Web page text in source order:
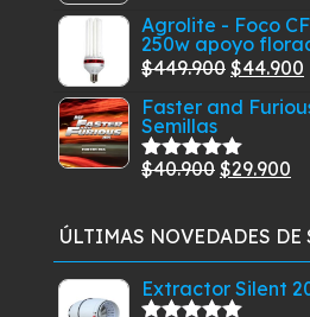
$103.500.
5
precio
original
era:
$13.900.
es:
Agrolite - Foco
250w apoyo
$449.900 El
precio
era:
$449.900.
$44.900
Faster and
Semillas
Valorado
$40.900 El
original
era:
$40.900.
$29.900
ÚLTIMAS NOVEDADES DE
Extractor Silent